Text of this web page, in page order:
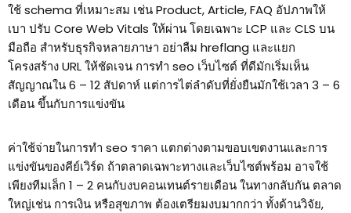
ใช้ schema ที่เหมาะสม เช่น Product, Article, FAQ อัปภาพให้
เบา ปรับ Core Web Vitals ให้ผ่าน โดยเฉพาะ LCP และ CLS บน
มือถือ สำหรับธุรกิจหลายภาษา อย่าลืม hreflang และแยก
โครงสร้าง URL ให้ชัดเจน การทํา seo เว็บไซต์ ที่ดีมักเริ่มเห็น
สัญญาณใน 6 – 12 สัปดาห์ แต่การไต่ลำดับที่ยั่งยืนมักใช้เวลา 3 – 6
เดือน ขึ้นกับการแข่งขัน
ค่าใช้จ่ายในการทำ seo ราคา แตกต่างตามขอบเขตงานและการ
แข่งขันของคีย์เวิร์ด ถ้าตลาดเฉพาะทางและเว็บไซต์พร้อม อาจใช้
เพียงทีมเล็ก 1 – 2 คนกับงบคอนเทนต์รายเดือน ในทางกลับกัน ตลาด
ใหญ่เช่น การเงิน หรือสุขภาพ ต้องเตรียมงบมากกว่า ทั้งด้านวิจัย,